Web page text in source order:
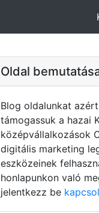
Oldal
Blog oldalunkat
támogassuk a hazai
középvállalkozások
digitális marketing
eszközeinek
honlapunkon való
jelentkezz be